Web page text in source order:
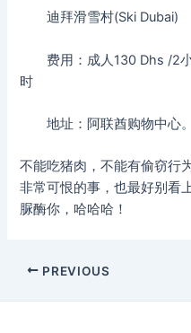
迪拜滑雪村(Ski Dubai)
费用：成人130 Dhs /2小
时
地址：阿联酋购物中心。
不能吃猪肉，不能有偷窃行
非常可恨的事，也最好别看
脲酶你，哈哈哈！
Post
PREVIOUS